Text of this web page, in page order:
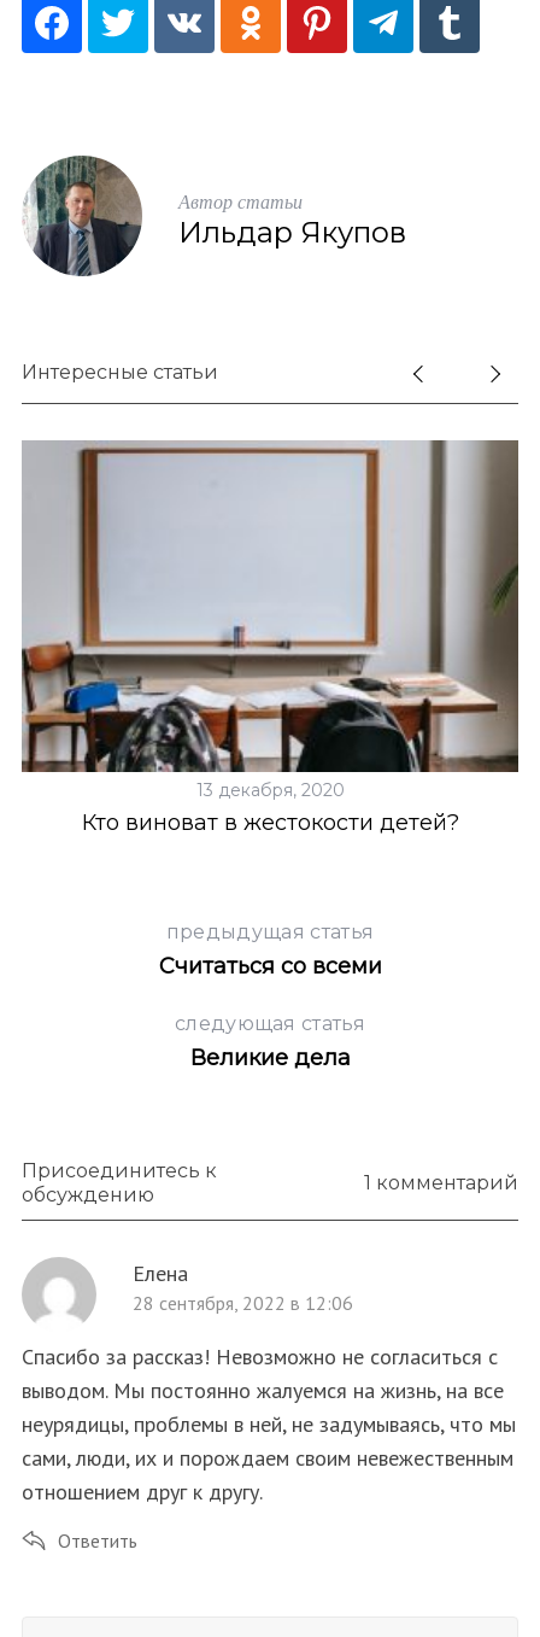
Автор статьи
Ильдар Якупов
Интересные статьи
13 декабря, 2020
Кто виноват в жестокости детей?
предыдущая статья
Считаться со всеми
следующая статья
Великие дела
Присоединитесь к
обсуждению
1 комментарий
Елена
28 сентября, 2022 в 12:06
Спасибо за рассказ! Невозможно не согласиться с
выводом. Мы постоянно жалуемся на жизнь, на все
неурядицы, проблемы в ней, не задумываясь, что мы
сами, люди, их и порождаем своим невежественным
отношением друг к другу.
Ответить